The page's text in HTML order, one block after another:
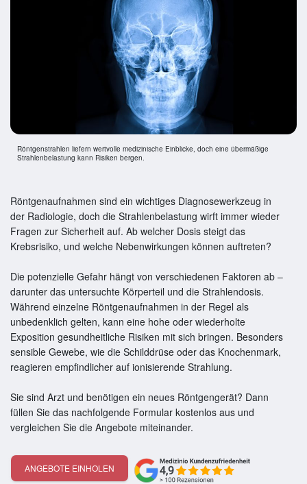
Röntgenaufnahmen sind ein wichtiges Diagnosewerkzeug in
der Radiologie, doch die Strahlenbelastung wirft immer wieder
Fragen zur Sicherheit auf. Ab welcher Dosis steigt das
Krebsrisiko, und welche Nebenwirkungen können auftreten?
Die potenzielle Gefahr hängt von verschiedenen Faktoren ab –
darunter das untersuchte Körperteil und die Strahlendosis.
Während einzelne Röntgenaufnahmen in der Regel als
unbedenklich gelten, kann eine hohe oder wiederholte
Exposition gesundheitliche Risiken mit sich bringen. Besonders
sensible Gewebe, wie die Schilddrüse oder das Knochenmark,
reagieren empfindlicher auf ionisierende Strahlung.
Sie sind Arzt und benötigen ein neues Röntgengerät? Dann
füllen Sie das nachfolgende Formular kostenlos aus und
vergleichen Sie die Angebote miteinander.
ANGEBOTE EINHOLEN
Röntgenstrahlen liefern wertvolle medizinische Einblicke, doch eine übermäßige
Strahlenbelastung kann Risiken bergen.